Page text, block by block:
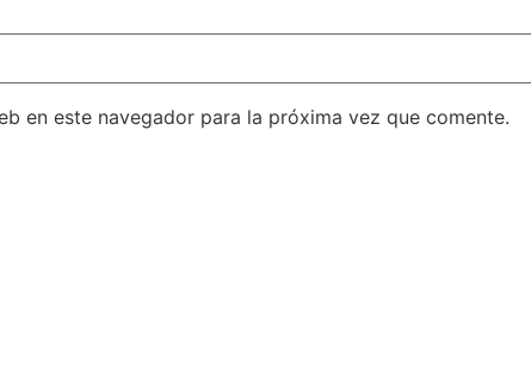
en este navegador para la próxima vez que comente.